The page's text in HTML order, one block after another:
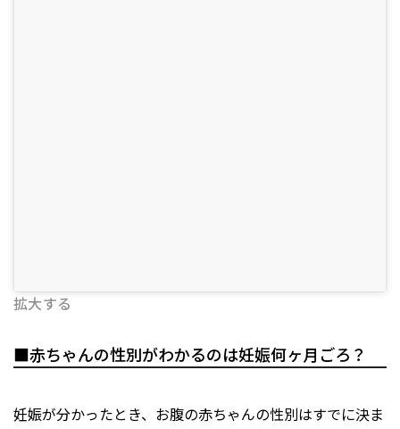
拡大する
■赤ちゃんの性別がわかるのは妊娠何ヶ月ごろ？
妊娠が分かったとき、お腹の赤ちゃんの性別はすでに決ま